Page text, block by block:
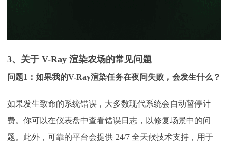
3、关于 V-Ray 渲染农场的常见问题
问题1：如果我的V-Ray渲染任务在夜间失败，会发生什么？
如果发生致命的系统错误，大多数现代系统会自动暂停计
费。你可以在仪表盘中查看错误日志，以修复场景中的问
题。此外，可靠的平台会提供 24/7 全天候技术支持，用于